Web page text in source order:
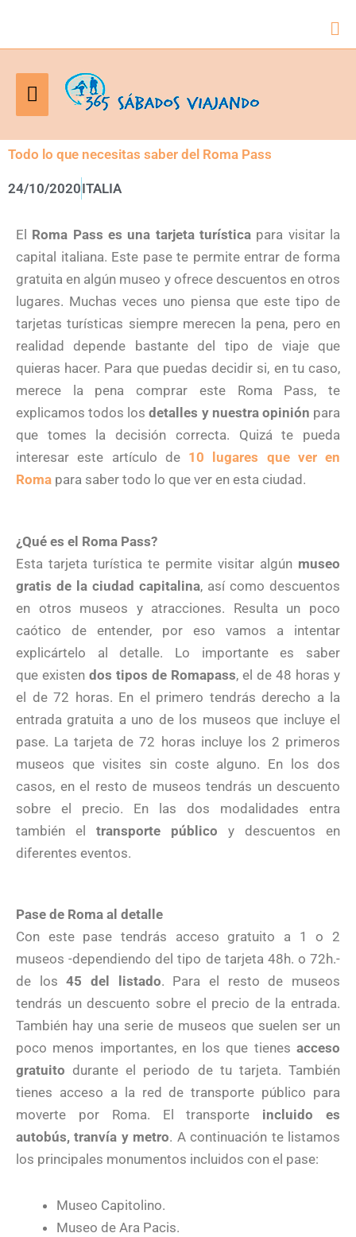
Menú
principal
Todo lo que necesitas saber del Roma Pass
24/10/2020ITALIA
El Roma Pass es una tarjeta turística para visitar la
capital italiana. Este pase te permite entrar de forma
gratuita en algún museo y ofrece descuentos en otros
lugares. Muchas veces uno piensa que este tipo de
tarjetas turísticas siempre merecen la pena, pero en
realidad depende bastante del tipo de viaje que
quieras hacer. Para que puedas decidir si, en tu caso,
merece la pena comprar este Roma Pass, te
explicamos todos losdetalles y nuestra opinión para
que tomes la decisión correcta. Quizá te pueda
interesar este artículo de 10 lugares que ver en
Roma para saber todo lo que ver en esta ciudad.
¿Qué es el Roma Pass?
Esta tarjeta turística te permite visitar algún museo
gratis de la ciudad capitalina, así como descuentos
en otros museos y atracciones. Resulta un poco
caótico de entender, por eso vamos a intentar
explicártelo al detalle. Lo importante es saber
que existen dos tipos de Romapass, el de 48 horas y
el de 72 horas. En el primero tendrás derecho a la
entrada gratuita a uno de los museos que incluye el
pase. La tarjeta de 72 horas incluye los 2 primeros
museos que visites sin coste alguno. En los dos
casos, en el resto de museos tendrás un descuento
sobre el precio. En las dos modalidades entra
también el transporte público y descuentos en
diferentes eventos.
Pase de Roma al detalle
Con este pase tendrás acceso gratuito a 1 o 2
museos -dependiendo del tipo de tarjeta 48h. o 72h.-
de los45 del listado. Para el resto de museos
tendrás un descuento sobre el precio de la entrada.
También hay una serie de museos que suelen ser un
poco menos importantes, en los que tienes acceso
gratuito durante el periodo de tu tarjeta. También
tienes acceso a la red de transporte público para
moverte por Roma. El transporte incluido es
autobús, tranvía y metro. A continuación te listamos
los principales monumentos incluidos con el pase:
Museo Capitolino.
Museo de Ara Pacis.